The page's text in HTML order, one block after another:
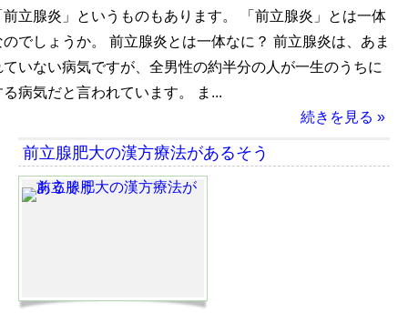
立腺炎」というものもあります。 「前立腺炎」とは一体
でしょうか。 前立腺炎とは一体なに？ 前立腺炎は、あま
いない病気ですが、全男性の約半分の人が一生のうちに
病気だと言われています。 ま...
続きを見る »
前立腺肥大の漢方療法があるそう